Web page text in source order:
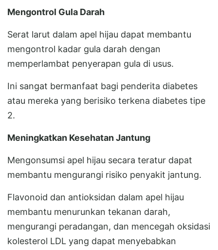
Mengontrol Gula Darah
Serat larut dalam apel hijau dapat membantu
mengontrol kadar gula darah dengan
memperlambat penyerapan gula di usus.
Ini sangat bermanfaat bagi penderita diabetes
atau mereka yang berisiko terkena diabetes tipe
2.
Meningkatkan Kesehatan Jantung
Mengonsumsi apel hijau secara teratur dapat
membantu mengurangi risiko penyakit jantung.
Flavonoid dan antioksidan dalam apel hijau
membantu menurunkan tekanan darah,
mengurangi peradangan, dan mencegah oksidasi
kolesterol LDL yang dapat menyebabkan